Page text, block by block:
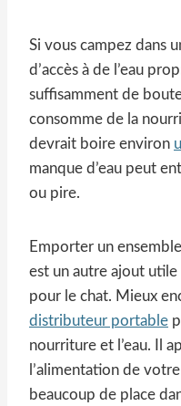
Si vous campez dans
d’accès à de l’eau
suffisamment de
consomme de la
devrait boire environ
manque d’eau peut
ou pire.
Emporter un
est un autre ajout
pour le chat. Mieux
distributeur portable
nourriture et l’eau. Il
l’alimentation de
beaucoup de place